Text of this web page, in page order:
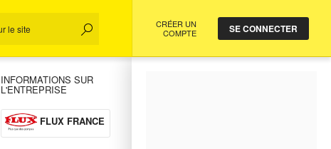
CRÉER UN
COMPTE
SE CONNECTER
INFORMATIONS SUR
L'ENTREPRISE
FLUX FRANCE